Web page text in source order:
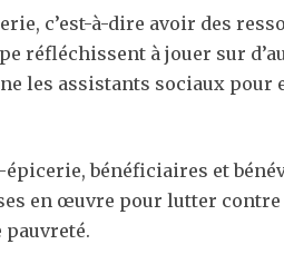
c’est-à-dire avoir des
réfléchissent à jouer sur
les assistants sociaux pour
bénéficiaires et
en œuvre pour lutter
pauvreté.